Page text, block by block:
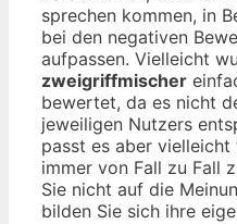
sprechen kommen, in
bei den negativen
aufpassen. Vielleicht
zweigriffmischer
bewertet, da es nicht
jeweiligen Nutzers
passt es aber
immer von Fall zu Fall
Sie nicht auf die
bilden Sie sich ihre